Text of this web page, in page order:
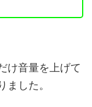
け音量を上げて
した。